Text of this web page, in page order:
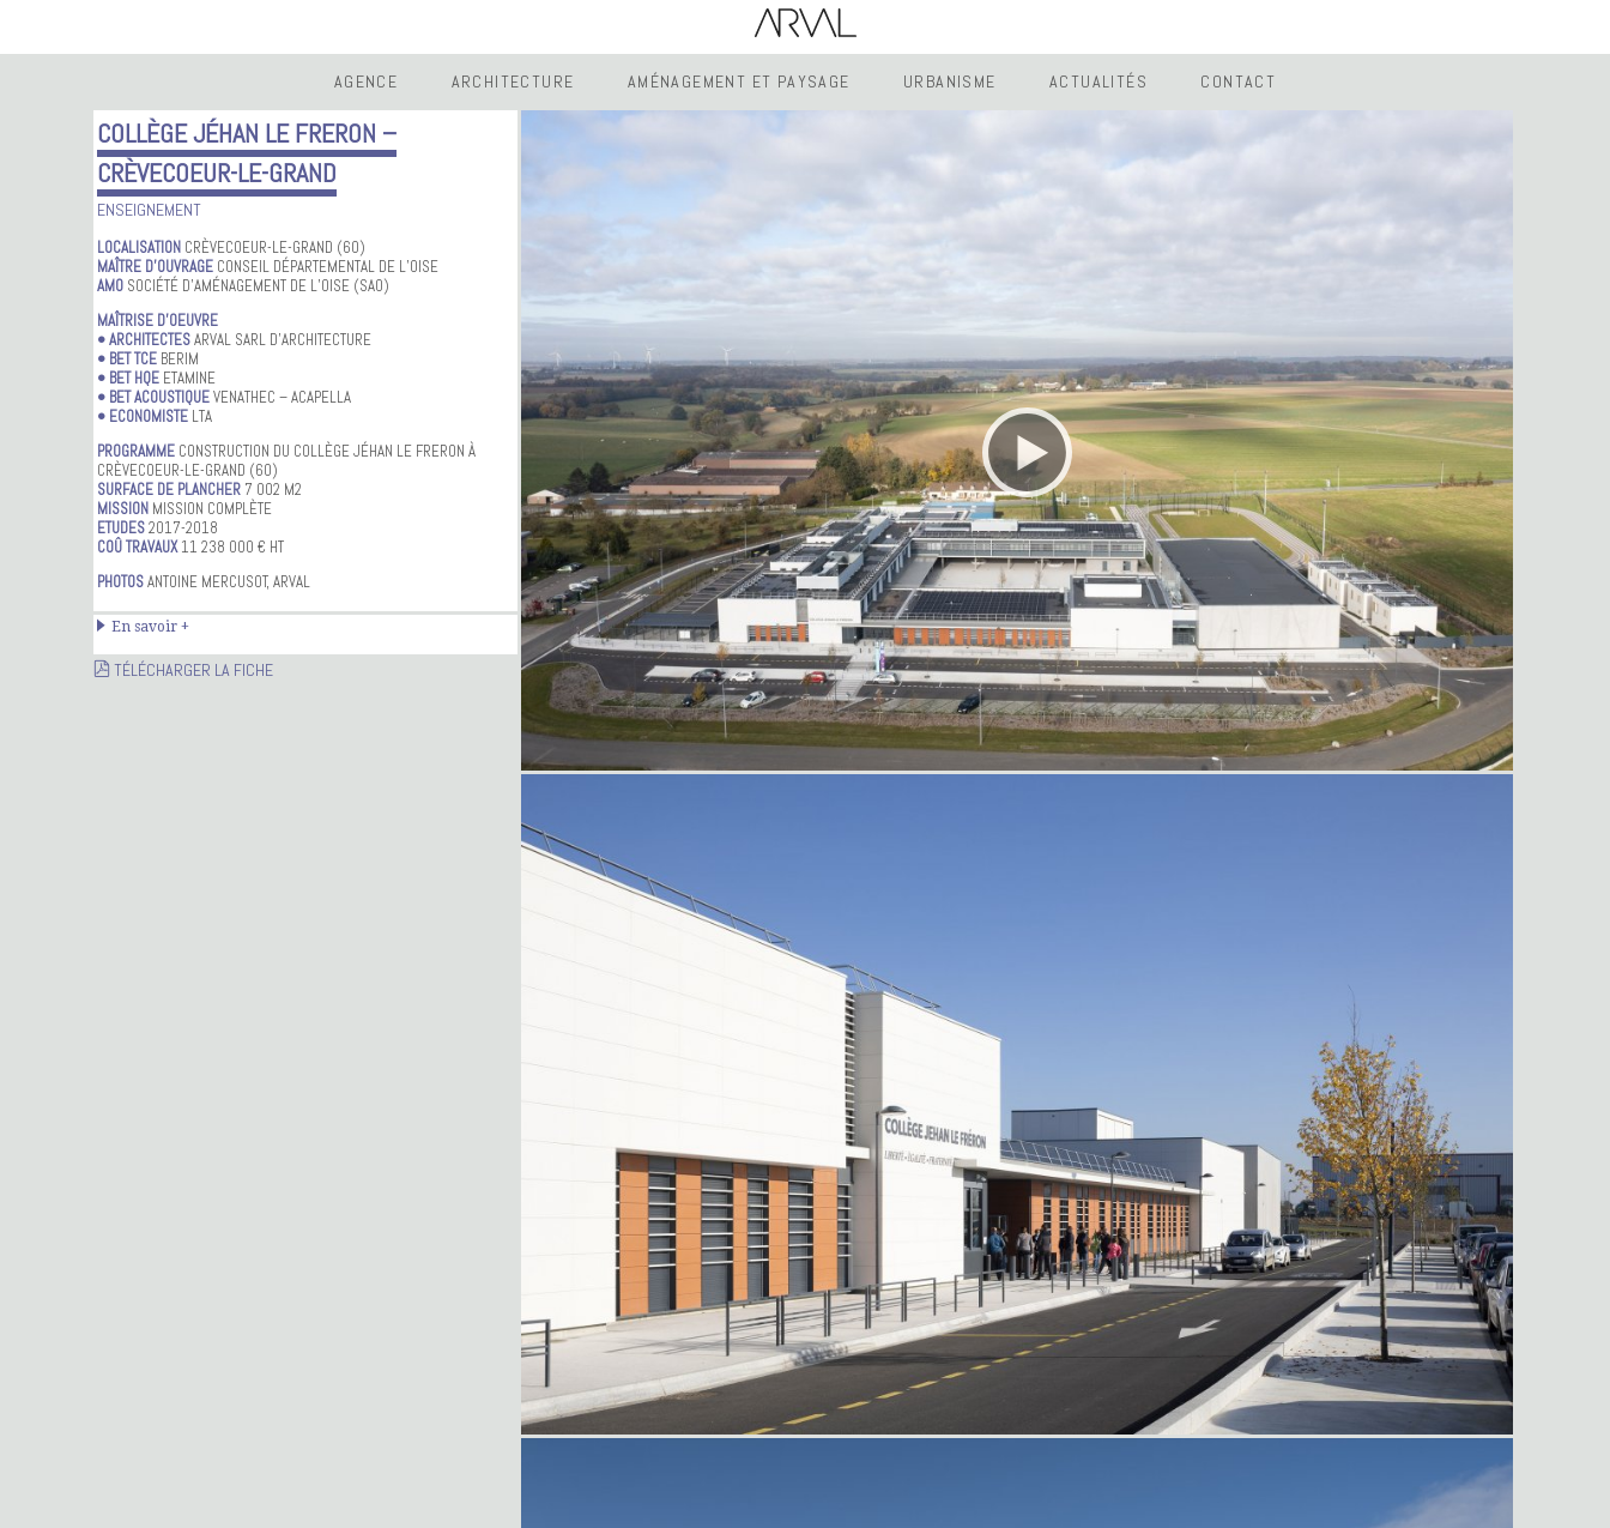
AGENCE ARCHITECTURE AMÉNAGEMENT ET PAYSAGE URBANISME ACTUALITÉS CONTACT
COLLÈGE JÉHAN LE FRERON –
CRÈVECOEUR-LE-GRAND
ENSEIGNEMENT
LOCALISATION CRÈVECOEUR-LE-GRAND (60)
MAÎTRE D’OUVRAGE CONSEIL DÉPARTEMENTAL DE L’OISE
AMO SOCIÉTÉ D’AMÉNAGEMENT DE L’OISE (SAO)
MAÎTRISE D’OEUVRE
• ARCHITECTESARVAL SARL D’ARCHITECTURE
• BET TCE BERIM
• BET HQE ETAMINE
• BET ACOUSTIQUEVENATHEC – ACAPELLA
• ECONOMISTE LTA
PROGRAMME CONSTRUCTION DU COLLÈGE JÉHAN LE FRERON À
CRÈVECOEUR-LE-GRAND (60)
SURFACE DE PLANCHER 7 002 M2
MISSION MISSION COMPLÈTE
ETUDES2017-2018
COÛ TRAVAUX11 238 000 € HT
PHOTOSANTOINE MERCUSOT, ARVAL
En savoir +
TÉLÉCHARGER LA FICHE